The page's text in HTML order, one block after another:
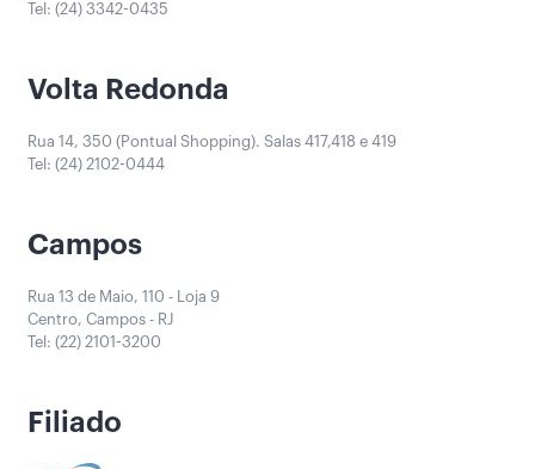
Tel: (24) 3342-0435
Volta Redonda
Rua 14, 350 (Pontual Shopping). Salas 417,418 e 419
Tel: (24) 2102-0444
Campos
Rua 13 de Maio, 110 - Loja 9
Centro, Campos - RJ
Tel: (22) 2101-3200
Filiado